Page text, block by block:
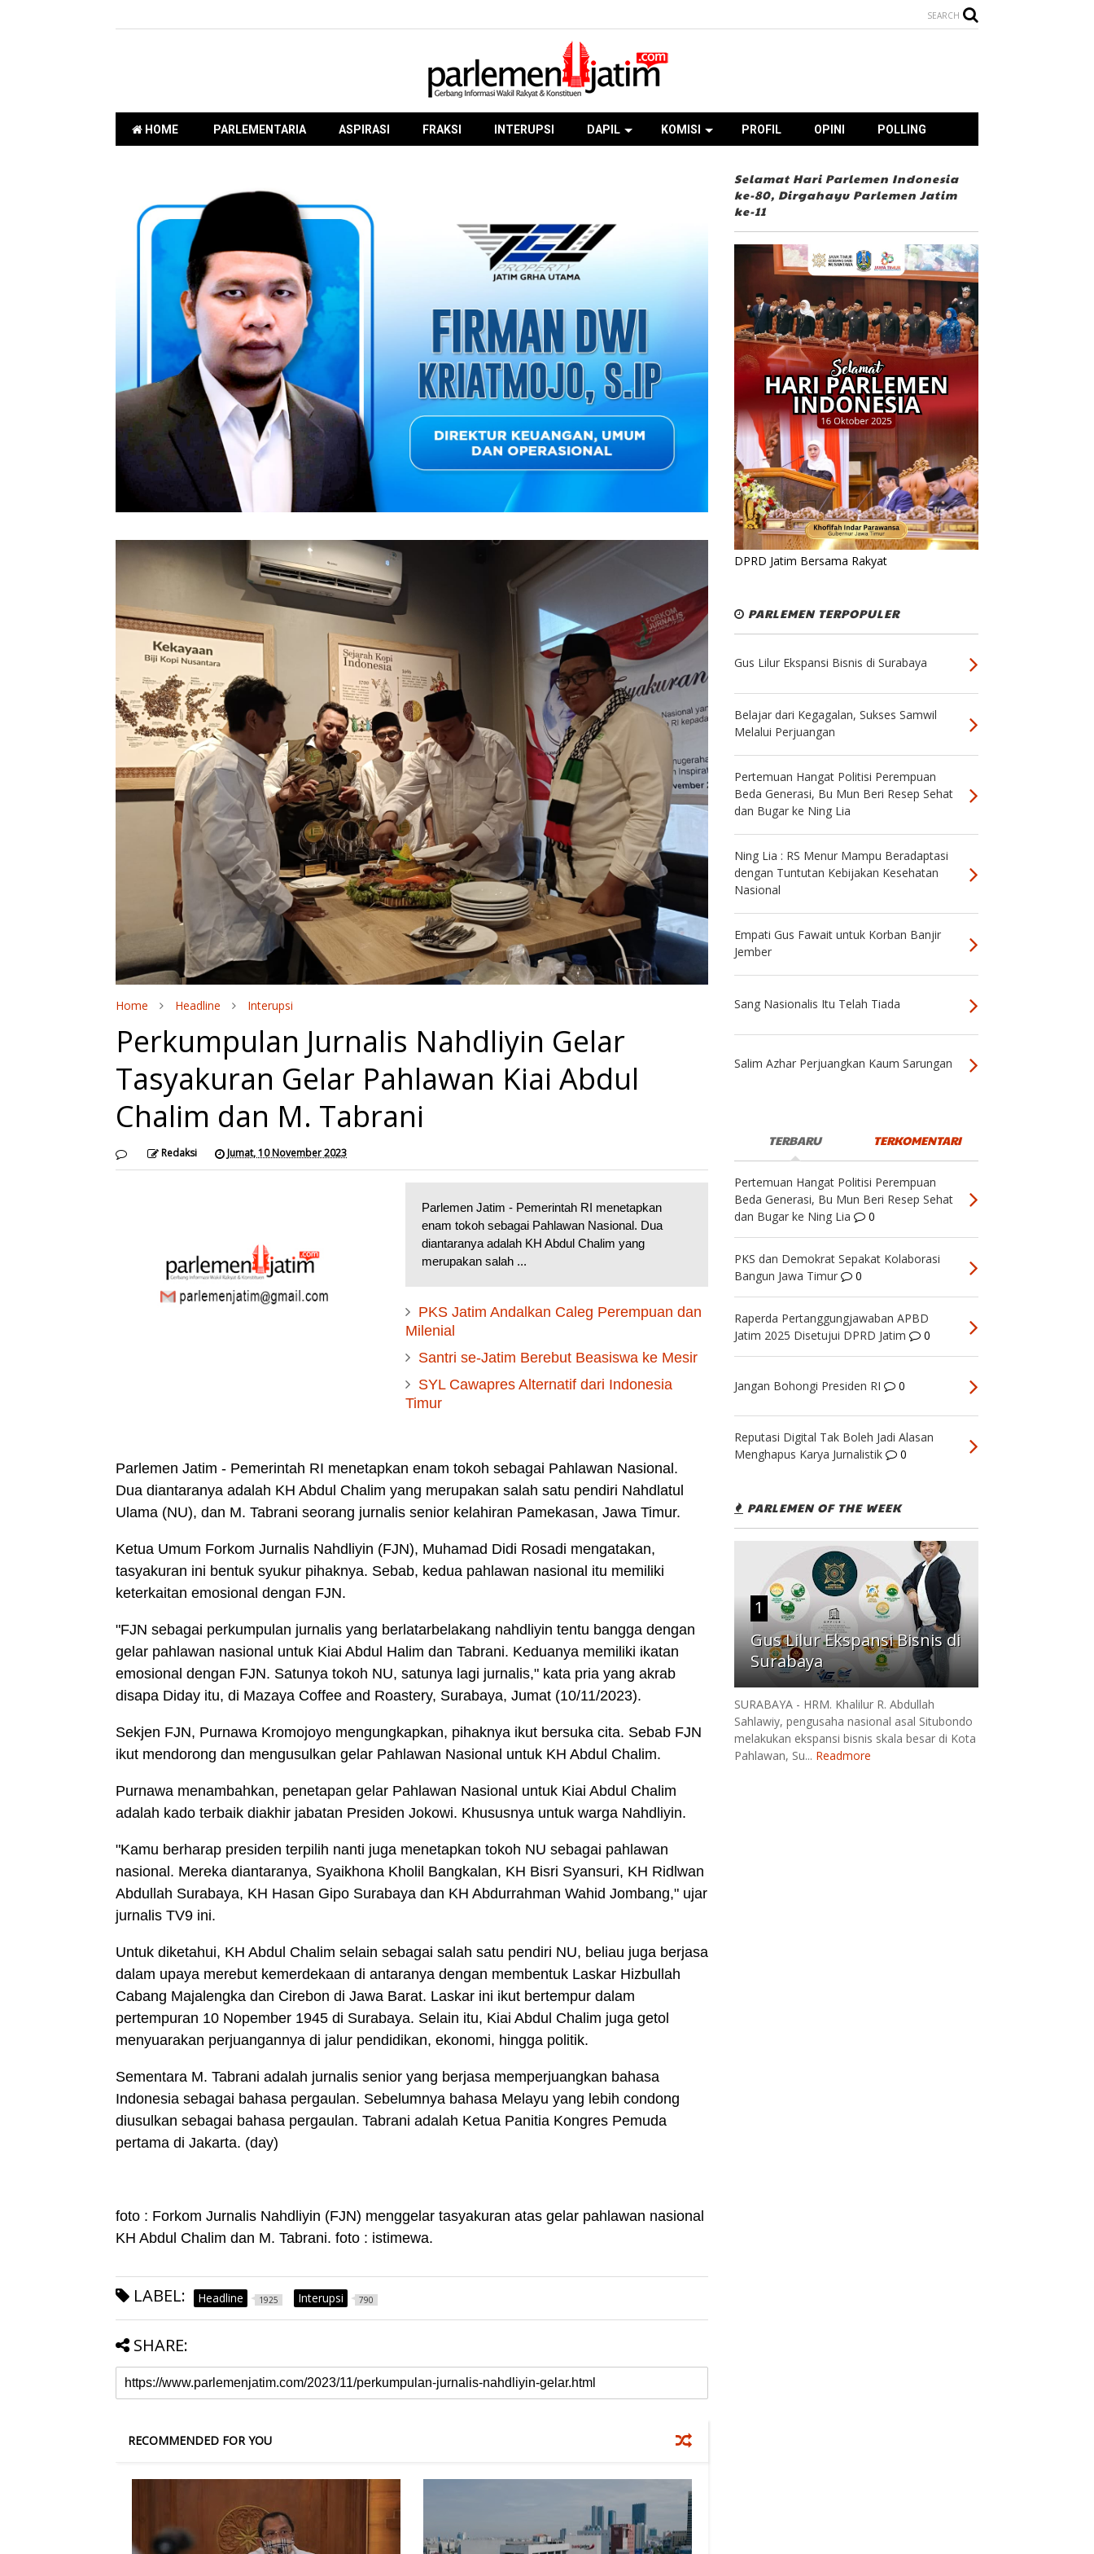
SEARCH
HOME PARLEMENTARIA ASPIRASI FRAKSI INTERUPSI DAPIL KOMISI PROFIL OPINI POLLING
Home Headline Interupsi
Perkumpulan Jurnalis Nahdliyin Gelar
Tasyakuran Gelar Pahlawan Kiai Abdul
Chalim dan M. Tabrani
Redaksi Jumat, 10 November 2023
Parlemen Jatim - Pemerintah RI menetapkan
enam tokoh sebagai Pahlawan Nasional. Dua
diantaranya adalah KH Abdul Chalim yang
merupakan salah ...
PKS Jatim Andalkan Caleg Perempuan dan
Milenial
Santri se-Jatim Berebut Beasiswa ke Mesir
SYL Cawapres Alternatif dari Indonesia
Timur
Parlemen Jatim - Pemerintah RI menetapkan enam tokoh sebagai Pahlawan Nasional.
Dua diantaranya adalah KH Abdul Chalim yang merupakan salah satu pendiri Nahdlatul
Ulama (NU), dan M. Tabrani seorang jurnalis senior kelahiran Pamekasan, Jawa Timur.
Ketua Umum Forkom Jurnalis Nahdliyin (FJN), Muhamad Didi Rosadi mengatakan,
tasyakuran ini bentuk syukur pihaknya. Sebab, kedua pahlawan nasional itu memiliki
keterkaitan emosional dengan FJN.
"FJN sebagai perkumpulan jurnalis yang berlatarbelakang nahdliyin tentu bangga dengan
gelar pahlawan nasional untuk Kiai Abdul Halim dan Tabrani. Keduanya memiliki ikatan
emosional dengan FJN. Satunya tokoh NU, satunya lagi jurnalis," kata pria yang akrab
disapa Diday itu, di Mazaya Coffee and Roastery, Surabaya, Jumat (10/11/2023).
Sekjen FJN, Purnawa Kromojoyo mengungkapkan, pihaknya ikut bersuka cita. Sebab FJN
ikut mendorong dan mengusulkan gelar Pahlawan Nasional untuk KH Abdul Chalim.
Purnawa menambahkan, penetapan gelar Pahlawan Nasional untuk Kiai Abdul Chalim
adalah kado terbaik diakhir jabatan Presiden Jokowi. Khususnya untuk warga Nahdliyin.
"Kamu berharap presiden terpilih nanti juga menetapkan tokoh NU sebagai pahlawan
nasional. Mereka diantaranya, Syaikhona Kholil Bangkalan, KH Bisri Syansuri, KH Ridlwan
Abdullah Surabaya, KH Hasan Gipo Surabaya dan KH Abdurrahman Wahid Jombang," ujar
jurnalis TV9 ini.
Untuk diketahui, KH Abdul Chalim selain sebagai salah satu pendiri NU, beliau juga berjasa
dalam upaya merebut kemerdekaan di antaranya dengan membentuk Laskar Hizbullah
Cabang Majalengka dan Cirebon di Jawa Barat. Laskar ini ikut bertempur dalam
pertempuran 10 Nopember 1945 di Surabaya. Selain itu, Kiai Abdul Chalim juga getol
menyuarakan perjuangannya di jalur pendidikan, ekonomi, hingga politik.
Sementara M. Tabrani adalah jurnalis senior yang berjasa memperjuangkan bahasa
Indonesia sebagai bahasa pergaulan. Sebelumnya bahasa Melayu yang lebih condong
diusulkan sebagai bahasa pergaulan. Tabrani adalah Ketua Panitia Kongres Pemuda
pertama di Jakarta. (day)
foto : Forkom Jurnalis Nahdliyin (FJN) menggelar tasyakuran atas gelar pahlawan nasional
KH Abdul Chalim dan M. Tabrani. foto : istimewa.
LABEL: Headline 1925 Interupsi 790
SHARE:
RECOMMENDED FOR YOU
Selamat Hari Parlemen Indonesia
ke-80, Dirgahayu Parlemen Jatim
ke-11
DPRD Jatim Bersama Rakyat
PARLEMEN TERPOPULER
Gus Lilur Ekspansi Bisnis di Surabaya
Belajar dari Kegagalan, Sukses Samwil
Melalui Perjuangan
Pertemuan Hangat Politisi Perempuan
Beda Generasi, Bu Mun Beri Resep Sehat
dan Bugar ke Ning Lia
Ning Lia : RS Menur Mampu Beradaptasi
dengan Tuntutan Kebijakan Kesehatan
Nasional
Empati Gus Fawait untuk Korban Banjir
Jember
Sang Nasionalis Itu Telah Tiada
Salim Azhar Perjuangkan Kaum Sarungan
TERBARU TERKOMENTARI
Pertemuan Hangat Politisi Perempuan
Beda Generasi, Bu Mun Beri Resep Sehat
dan Bugar ke Ning Lia
0
PKS dan Demokrat Sepakat Kolaborasi
Bangun Jawa Timur
0
Raperda Pertanggungjawaban APBD
Jatim 2025 Disetujui DPRD Jatim
0
Jangan Bohongi Presiden RI 0
Reputasi Digital Tak Boleh Jadi Alasan
Menghapus Karya Jurnalistik
0
PARLEMEN OF THE WEEK
1
Gus Lilur Ekspansi Bisnis di
Surabaya
SURABAYA - HRM. Khalilur R. Abdullah
Sahlawiy, pengusaha nasional asal Situbondo
melakukan ekspansi bisnis skala besar di Kota
Pahlawan, Su... Readmore